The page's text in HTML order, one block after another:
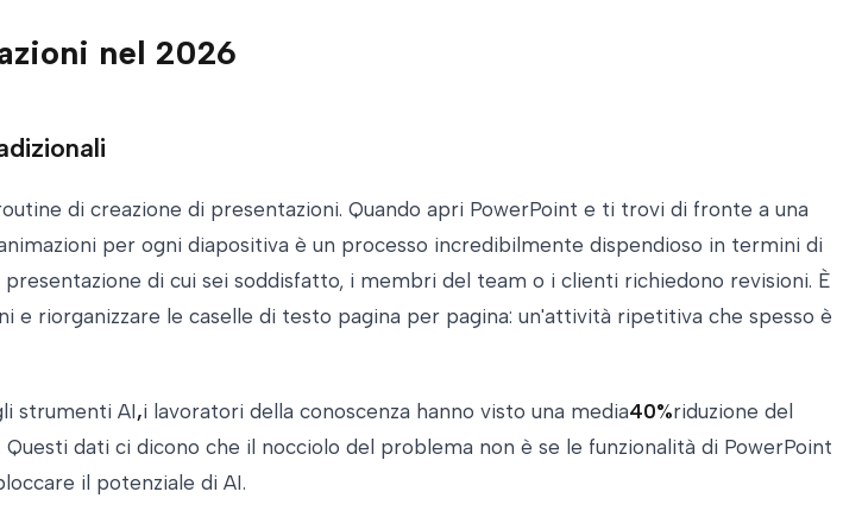
nel 2026
di creazione di presentazioni. Quando apri PowerPoint e ti trovi di fronte a una
per ogni diapositiva è un processo incredibilmente dispendioso in termini di
di cui sei soddisfatto, i membri del team o i clienti richiedono revisioni. È
riorganizzare le caselle di testo pagina per pagina: un'attività ripetitiva che spesso è
strumenti AI,i lavoratori della conoscenza hanno visto una media40%riduzione del
dati ci dicono che il nocciolo del problema non è se le funzionalità di PowerPoint
il potenziale di AI.